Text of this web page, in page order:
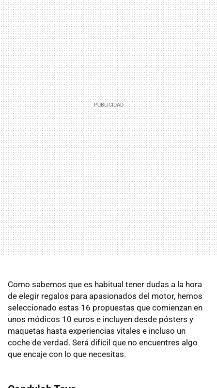
Como sabemos que es habitual tener dudas a la hora
de elegir regalos para apasionados del motor, hemos
seleccionado estas 16 propuestas que comienzan en
unos módicos 10 euros e incluyen desde pósters y
maquetas hasta experiencias vitales e incluso un
coche de verdad. Será difícil que no encuentres algo
que encaje con lo que necesitas.